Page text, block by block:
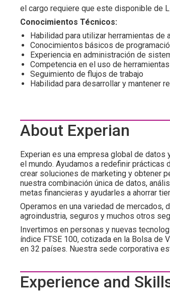
el cargo requiere que este disponible de
Conocimientos Técnicos:
Habilidad para utilizar herramientas de
Conocimientos básicos de
Experiencia en administración de
Competencia en el uso de
Seguimiento de flujos de trabajo
Habilidad para desarrollar y mantener
About Experian
Experian es una empresa global de
el mundo. Ayudamos a redefinir
crear soluciones de marketing y obtener
nuestra combinación única de datos,
metas financieras y ayudarles a ahorrar
Operamos en una variedad de
agroindustria, seguros y muchos otros
Invertimos en personas y nuevas
índice FTSE 100, cotizada en la Bolsa de
en 32 países. Nuestra sede corporativa
Experience and